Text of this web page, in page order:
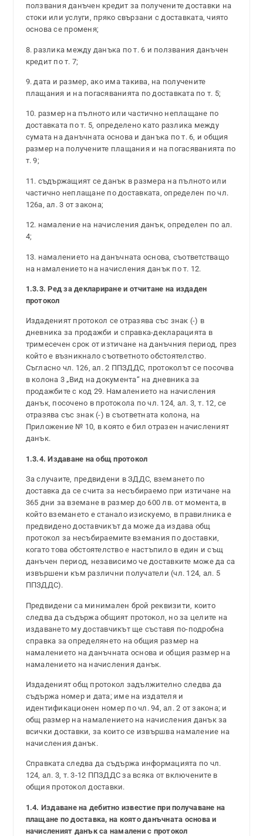
ползвания данъчен кредит за получените доставки на
стоки или услуги, пряко свързани с доставката, чиято
основа се променя;
8. разлика между данъка по т. 6 и ползвания данъчен
кредит по т. 7;
9. дата и размер, ако има такива, на получените
плащания и на погасяванията по доставката по т. 5;
10. размер на пълното или частично неплащане по
доставката по т. 5, определено като разлика между
сумата на данъчната основа и данъка по т. 6, и общия
размер на получените плащания и на погасяванията по
т. 9;
11. съдържащият се данък в размера на пълното или
частично неплащане по доставката, определен по чл.
126а, ал. 3 от закона;
12. намаление на начисления данък, определен по ал.
4;
13. намалението на данъчната основа, съответстващо
на намалението на начисления данък по т. 12.
1.3.3. Ред за деклариране и отчитане на издаден
протокол
Издаденият протокол се отразява със знак (-) в
дневника за продажби и справка-декларацията в
тримесечен срок от изтичане на данъчния период, през
който е възникнало съответното обстоятелство.
Съгласно чл. 126, ал. 2 ППЗДДС, протоколът се посочва
в колона 3 „Вид на документа“ на дневника за
продажбите с код 29. Намалението на начисления
данък, посочено в протокола по чл. 124, ал. 3, т. 12, се
отразява със знак (-) в съответната колона, на
Приложение № 10, в която е бил отразен начисленият
данък.
1.3.4. Издаване на общ протокол
За случаите, предвидени в ЗДДС, вземането по
доставка да се счита за несъбираемо при изтичане на
365 дни за вземане в размер до 600 лв. от момента, в
който вземането е станало изискуемо, в правилника е
предвидено доставчикът да може да издава общ
протокол за несъбираемите вземания по доставки,
когато това обстоятелство е настъпило в един и същ
данъчен период, независимо че доставките може да са
извършени към различни получатели (чл. 124, ал. 5
ППЗДДС).
Предвидени са минимален брой реквизити, които
следва да съдържа общият протокол, но за целите на
издаването му доставчикът ще съставя по-подробна
справка за определянето на общия размер на
намалението на данъчната основа и общия размер на
намалението на начисления данък.
Издаденият общ протокол задължително следва да
съдържа номер и дата; име на издателя и
идентификационен номер по чл. 94, ал. 2 от закона; и
общ размер на намалението на начисления данък за
всички доставки, за които се извършва намаление на
начисления данък.
Справката следва да съдържа информацията по чл.
124, ал. 3, т. 3-12 ППЗДДС за всяка от включените в
общия протокол доставки.
1.4. Издаване на дебитно известие при получаване на
плащане по доставка, на която данъчната основа и
начисленият данък са намалени с протокол